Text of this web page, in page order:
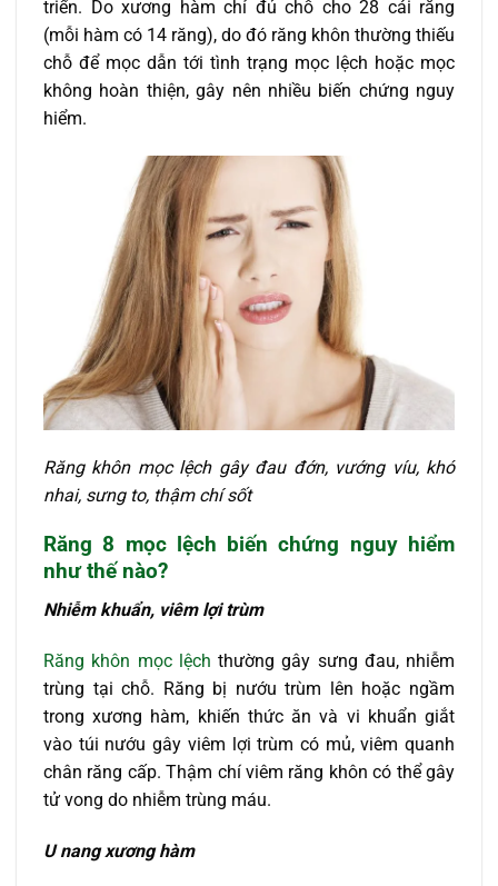
triển. Do xương hàm chỉ đủ chỗ cho 28 cái răng
(mỗi hàm có 14 răng), do đó răng khôn thường thiếu
chỗ để mọc dẫn tới tình trạng mọc lệch hoặc mọc
không hoàn thiện, gây nên nhiều biến chứng nguy
hiểm.
Răng khôn mọc lệch gây đau đớn, vướng víu, khó
nhai, sưng to, thậm chí sốt
Răng 8 mọc lệch biến chứng nguy hiểm
như thế nào?
Nhiễm khuẩn, viêm lợi trùm
Răng khôn mọc lệch thường gây sưng đau, nhiễm
trùng tại chỗ. Răng bị nướu trùm lên hoặc ngầm
trong xương hàm, khiến thức ăn và vi khuẩn giắt
vào túi nướu gây viêm lợi trùm có mủ, viêm quanh
chân răng cấp. Thậm chí viêm răng khôn có thể gây
tử vong do nhiễm trùng máu.
U nang xương hàm